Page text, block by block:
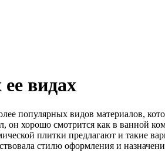
видах
популярных видов материалов,
хорошо смотрится как в ванной
плитки предлагают и такие
стилю оформления и